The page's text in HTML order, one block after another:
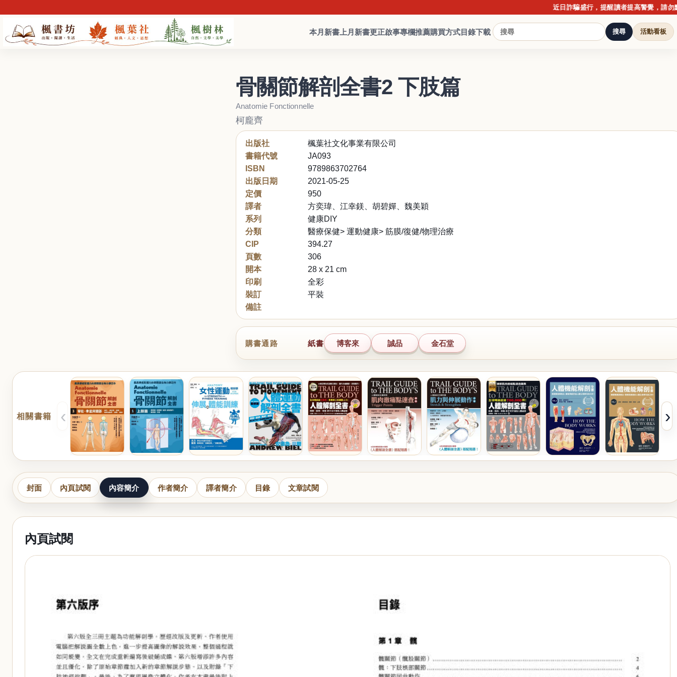
近日詐騙盛行，提醒讀者提高警覺，請勿點擊不
本月新書 上月新書更正啟事專欄推薦購買方式目錄下載 搜尋 活動看板
骨關節解剖全書2 下肢篇
Anatomie Fonctionnelle
柯龐齊
出版社
楓葉社文化事業有限公司
書籍代號
JA093
ISBN
9789863702764
出版日期
2021-05-25
定價
950
譯者
方奕瑋、江幸鎂、胡碧嬋、魏美穎
系列
健康DIY
分類
醫療保健> 運動健康> 筋膜/復健/物理治療
CIP
394.27
頁數
306
開本
28 x 21 cm
印刷
全彩
裝訂
平裝
備註
購書通路 紙書 博客來 誠品 金石堂
相關書籍 ‹ ›
封面 內頁試閱 內容簡介 作者簡介 譯者簡介 目錄 文章試閱
內頁試閱